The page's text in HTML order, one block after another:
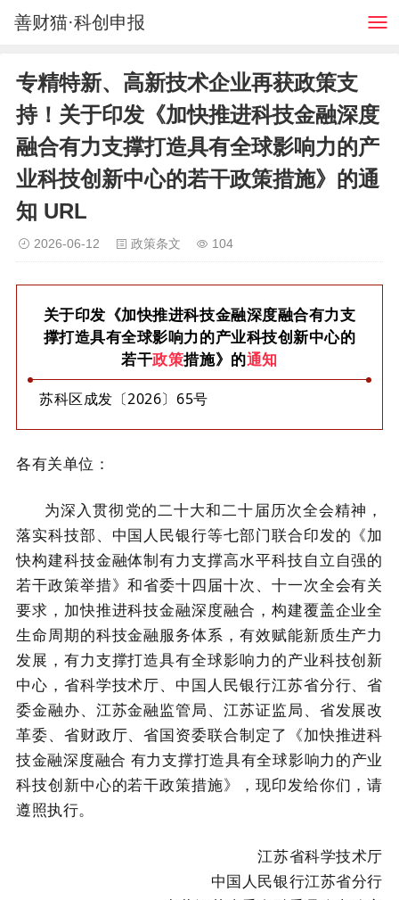
善财猫·科创申报
专精特新、高新技术企业再获政策支
持！关于印发《加快推进科技金融深度
融合有力支撑打造具有全球影响力的产
业科技创新中心的若干政策措施》的通
知 URL
2026-06-12 政策条文 104
关于印发《加快推进科技金融深度融合有力支
撑打造具有全球影响力的产业科技创新中心的
若干政策措施》的通知
苏科区成发〔2026〕65号
各有关单位：
为深入贯彻党的二十大和二十届历次全会精神，
落实科技部、中国人民银行等七部门联合印发的《加
快构建科技金融体制有力支撑高水平科技自立自强的
若干政策举措》和省委十四届十次、十一次全会有关
要求，加快推进科技金融深度融合，构建覆盖企业全
生命周期的科技金融服务体系，有效赋能新质生产力
发展，有力支撑打造具有全球影响力的产业科技创新
中心，省科学技术厅、中国人民银行江苏省分行、省
委金融办、江苏金融监管局、江苏证监局、省发展改
革委、省财政厅、省国资委联合制定了《加快推进科
技金融深度融合 有力支撑打造具有全球影响力的产业
科技创新中心的若干政策措施》，现印发给你们，请
遵照执行。
江苏省科学技术厅
中国人民银行江苏省分行